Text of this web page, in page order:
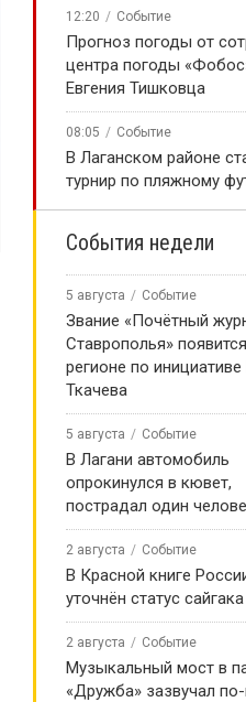
12:20 Событие
Прогноз погоды от
центра погоды
Евгения Тишковца
08:05 Событие
В Лаганском районе
турнир по пляжному
События недели
5 августа Событие
Звание «Почётный
Ставрополья»
регионе по
Ткачева
5 августа Событие
В Лагани автомобиль
опрокинулся в кювет,
пострадал один
2 августа Событие
В Красной книге
уточнён статус сайгака
2 августа Событие
Музыкальный мост в
«Дружба» зазвучал